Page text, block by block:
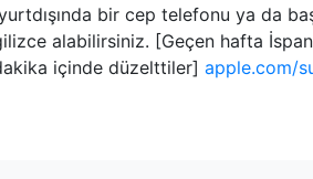
bir cep telefonu ya da
alabilirsiniz. [Geçen hafta
içinde düzelttiler] apple.com/